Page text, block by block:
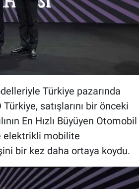
Türkiye pazarında
satışlarını bir önceki
En Hızlı Büyüyen Otomobil
elektrikli mobilite
bir kez daha ortaya koydu.